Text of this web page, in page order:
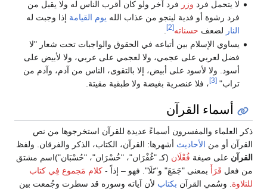
لا يتحمل فرد وزر فرد آخر ولو كان أقرب الناس له ولا يقبل من
فرد رشوة أو فدية لينجو من عذاب الله يوم القيامة إذا وجبت له
النار لضعف حسناته[2]
يساوي الإسلام بين أتباعه في الحقوق والواجبات تحت شعار "لا
فضل لعربي على عجمي، ولا لعجمي على عربي، ولا لأبيض على
أسود. ولا لأسود على أبيض، إلا بالتقوى، الناس من آدم، وآدم من
تراب"[3] ، فلا عنصرية بغيضة ولا طبقية مقيتة.
أسماء القرآن
ذكر العلماء والمفسرون أسماءً عديدة للقرآن استخرجوها من نص
القرآن أو من الأحاديث أشهرها: القرآن، الكتاب، الذكر والفرقان. ولفظ
القرآن على صيغة فُعْلَان (كـ "غُفْرَان"، "خُسْرَان"، "حُسْبَان")اسم مشتق
من فعل قَرَأَ بمعنى "جَمَعَ" و"تَلَا". فهو – إذاً - كلام مَجموع فِي كتاب
للتلاوة . وسُمي القرآن بكتاب لأن آياته وسوره قد سطرت وجُمعت بين